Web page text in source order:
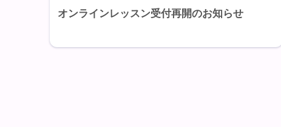
オンラインレッスン受付再開のお知らせ